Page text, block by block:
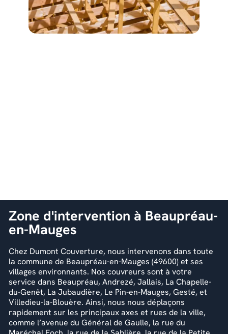
Zone d'intervention à Beaupréau-
en-Mauges
Chez Dumont Couverture, nous intervenons dans toute
la commune de Beaupréau-en-Mauges (49600) et ses
villages environnants. Nos couvreurs sont à votre
service dans Beaupréau, Andrezé, Jallais, La Chapelle-
du-Genêt, La Jubaudière, Le Pin-en-Mauges, Gesté, et
Villedieu-la-Blouère. Ainsi, nous nous déplaçons
rapidement sur les principaux axes et rues de la ville,
comme l’avenue du Général de Gaulle, la rue du